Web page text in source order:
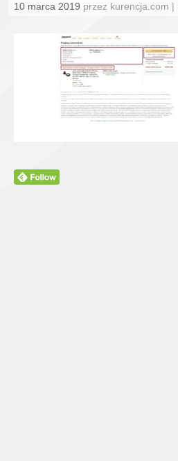
10 marca 2019 przez kurencja.com |